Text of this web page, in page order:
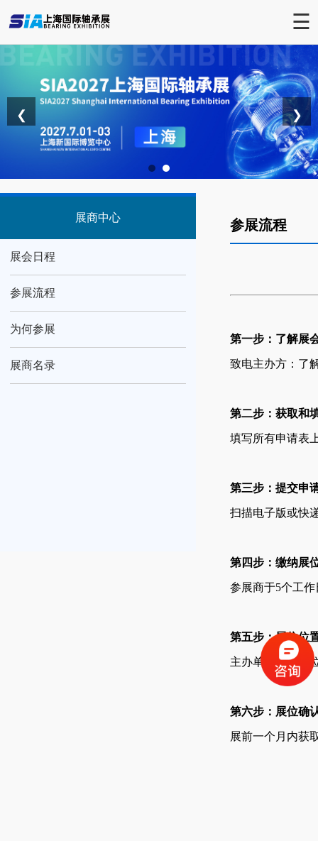
☰
❮ ❯
展商中心
展会日程
参展流程
为何参展
展商名录
参展流程
第一步：了解展
致电主办方：了
第二步：获取和
填写所有申请表
第三步：提交申
扫描电子版或快
第四步：缴纳展
参展商于5个工
第五步：展位位
主办单位收到
第六步：展位确
展前一个月内获